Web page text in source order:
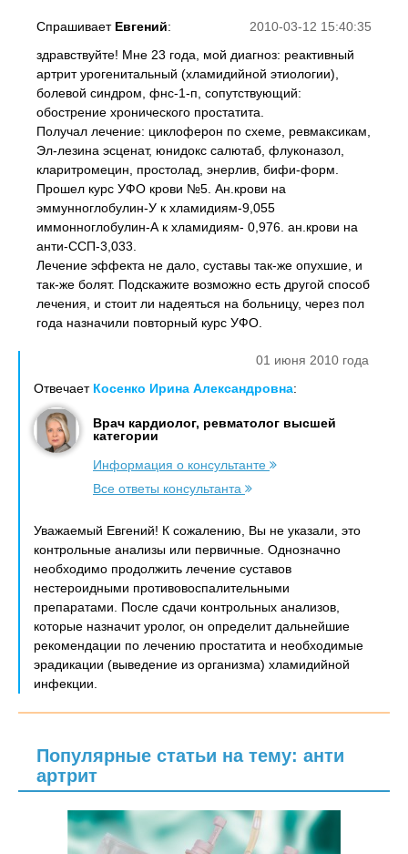
2010-03-12 15:40:35
Спрашивает Евгений:
здравствуйте! Мне 23 года, мой диагноз: реактивный
артрит урогенитальный (хламидийной этиологии),
болевой синдром, фнс-1-п, сопутствующий:
обострение хронического простатита.
Получал лечение: циклоферон по схеме, ревмаксикам,
Эл-лезина эсценат, юнидокс салютаб, флуконазол,
кларитромецин, простолад, энерлив, бифи-форм.
Прошел курс УФО крови №5. Ан.крови на
эммунноглобулин-У к хламидиям-9,055
иммонноглобулин-А к хламидиям- 0,976. ан.крови на
анти-ССП-3,033.
Лечение эффекта не дало, суставы так-же опухшие, и
так-же болят. Подскажите возможно есть другой способ
лечения, и стоит ли надеяться на больницу, через пол
года назначили повторный курс УФО.
01 июня 2010 года
Отвечает Косенко Ирина Александровна:
Врач кардиолог, ревматолог высшей
категории
Информация о консультанте
Все ответы консультанта
Уважаемый Евгений! К сожалению, Вы не указали, это
контрольные анализы или первичные. Однозначно
необходимо продолжить лечение суставов
нестероидными противовоспалительными
препаратами. После сдачи контрольных анализов,
которые назначит уролог, он определит дальнейшие
рекомендации по лечению простатита и необходимые
эрадикации (выведение из организма) хламидийной
инфекции.
Популярные статьи на тему: анти
артрит